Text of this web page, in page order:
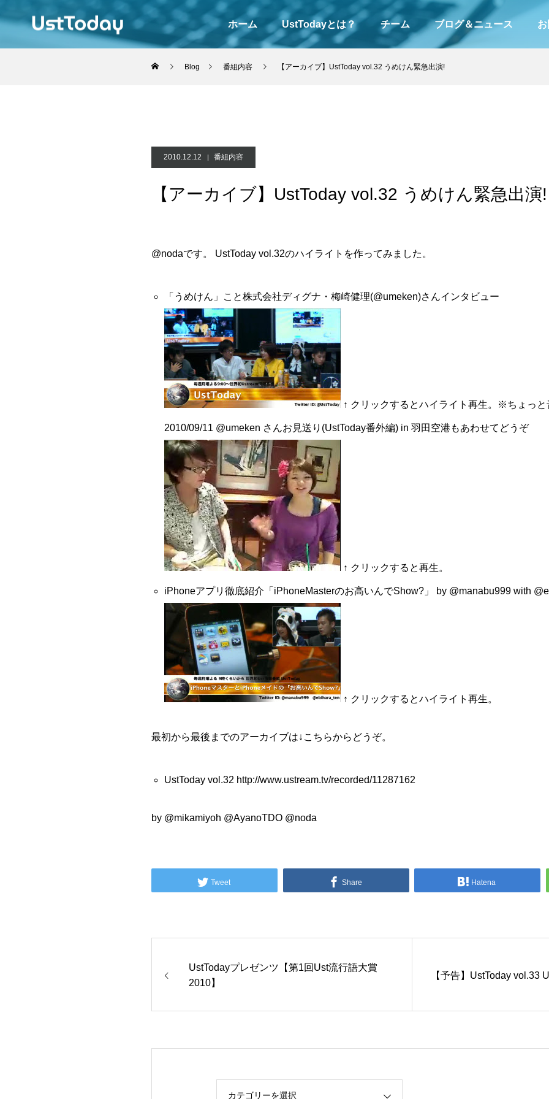
ホーム UstTodayとは？ チーム ブログ＆ニュース
Blog 番組内容 【アーカイブ】UstToday vol.32 うめけん緊急出演!
2010.12.12 番組内容
【アーカイブ】UstToday vol.32 うめけん緊急出演!
@nodaです。 UstToday vol.32のハイライトを作ってみました。
「うめけん」こと株式会社ディグナ・梅崎健理(@umeken)さんインタビュー
↑ クリックするとハイライト再生。※ちょっと
2010/09/11 @umeken さんお見送り(UstToday番外編) in 羽田空港もあわせてどうぞ
↑ クリックすると再生。
iPhoneアプリ徹底紹介「iPhoneMasterのお高いんでShow?」 by @manabu999with
↑ クリックするとハイライト再生。
最初から最後までのアーカイブは↓こちらからどうぞ。
UstToday vol.32 http://www.ustream.tv/recorded/11287162
by @mikamiyoh @AyanoTDO @noda
Tweet Share Hatena
UstTodayプレゼンツ【第1回Ust流行語大賞
2010】
【予告】UstToday vol.33
カテゴリーを選択